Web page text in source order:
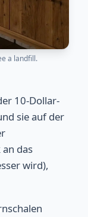
a landfill.
10-Dollar-
sie auf der
das
wird),